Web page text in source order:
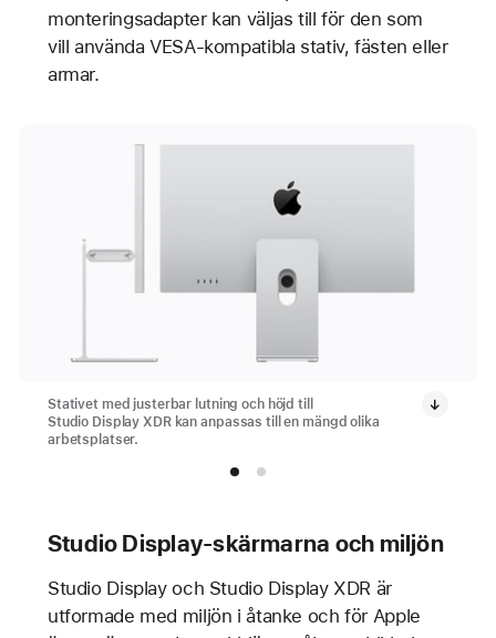
monteringsadapter kan väljas till för den som
vill använda VESA-kompatibla stativ, fästen eller
armar.
Stativet med justerbar lutning och höjd till
Studio Display XDR kan anpassas till en mängd olika
arbetsplatser.
Studio Display-skärmarna och miljön
Studio Display och Studio Display XDR är
utformade med miljön i åtanke och för Apple